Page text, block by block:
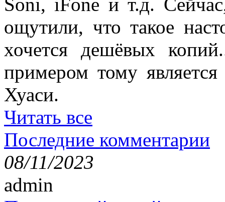
ощутили, что такое
хочется дешёвых
примером тому является
Хуаси.
Читать все
Последние комментарии
08/11/2023
admin